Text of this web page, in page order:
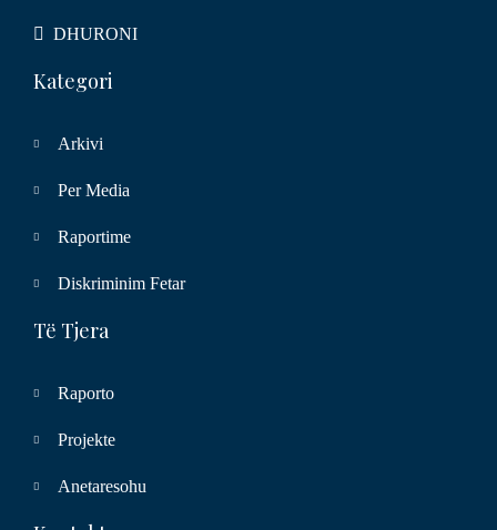
DHURONI
Kategori
Arkivi
Per Media
Raportime
Diskriminim Fetar
Të Tjera
Raporto
Projekte
Anetaresohu